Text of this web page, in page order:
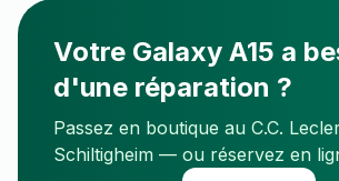
Votre Galaxy A15 a
d'une réparation ?
Passez en boutique au C.C.
Schiltigheim — ou réservez en